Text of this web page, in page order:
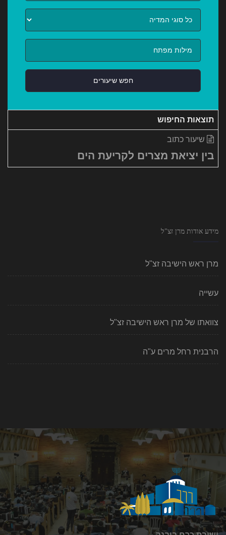
חפש שיעורים
תוצאות החיפוש
שיעור כתוב
בין יציאת מצרים לקריעת הים
מידע אודות מרן זצ"ל
מרן ראש הישיבה זצ"ל
עשייה
צוואתו של מרן ראש הישיבה זצ"ל
הרבנית רחל מרים ע"ה